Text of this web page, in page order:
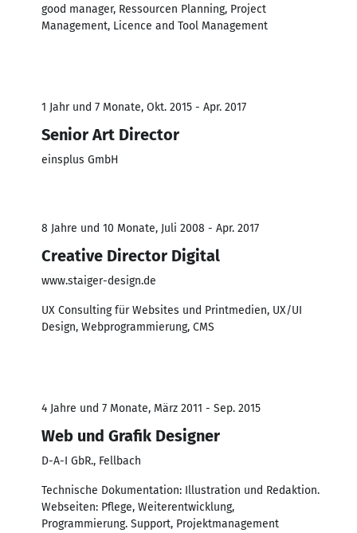
good manager, Ressourcen Planning, Project
Management, Licence and Tool Management
1 Jahr und 7 Monate, Okt. 2015 - Apr. 2017
Senior Art Director
einsplus GmbH
8 Jahre und 10 Monate, Juli 2008 - Apr. 2017
Creative Director Digital
www.staiger-design.de
UX Consulting für Websites und Printmedien, UX/UI
Design, Webprogrammierung, CMS
4 Jahre und 7 Monate, März 2011 - Sep. 2015
Web und Grafik Designer
D-A-I GbR., Fellbach
Technische Dokumentation: Illustration und Redaktion.
Webseiten: Pflege, Weiterentwicklung,
Programmierung. Support, Projektmanagement